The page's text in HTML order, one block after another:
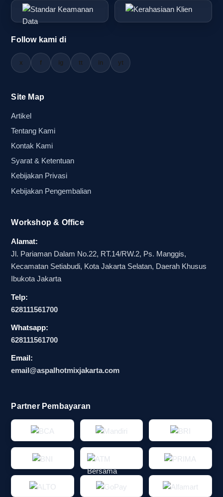
Follow kami di
x f ig tt in yt
Site Map
Artikel
Tentang Kami
Kontak Kami
Syarat & Ketentuan
Kebijakan Privasi
Kebijakan Pengembalian
Workshop & Office
Alamat:
Jl. Pariaman Dalam No.22, RT.14/RW.2, Ps. Manggis,
Kecamatan Setiabudi, Kota Jakarta Selatan, Daerah Khusus
Ibukota Jakarta
Telp:
628111561700
Whatsapp:
628111561700
Email:
email@aspalhotmixjakarta.com
Partner Pembayaran